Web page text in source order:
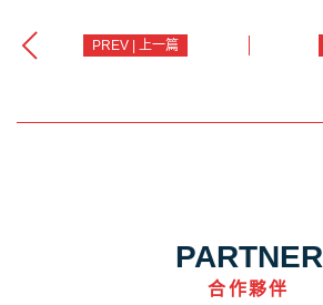
PREV | 上一篇
PARTNER
合作夥伴